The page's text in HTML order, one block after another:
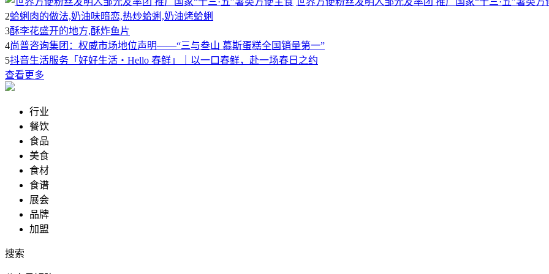
2蛤蜊肉的做法,奶油味暗恋,热炒蛤蜊,奶油烤蛤蜊
3酥李花盛开的地方,酥炸鱼片
4尚普咨询集团：权威市场地位声明——“三与叁山 慕斯蛋糕全国销量第一”
5抖音生活服务「好好生活・Hello 春鲜」｜以一口春鲜，赴一场春日之约
查看更多
行业
餐饮
食品
美食
食材
食谱
展会
品牌
加盟
搜索